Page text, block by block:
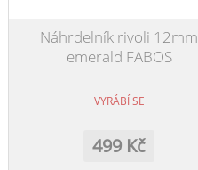
Náhrdelník rivoli 12mm
emerald FABOS
VYRÁBÍ SE
499 Kč